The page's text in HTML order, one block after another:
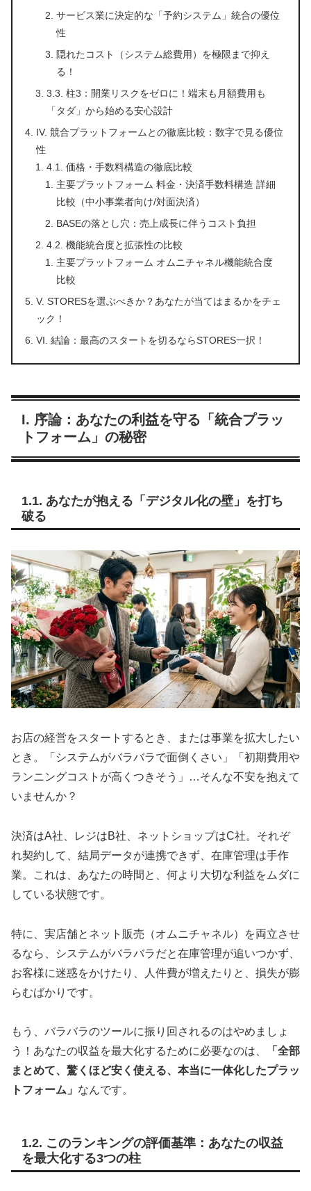
サービス業に決定的な「予約システム」統合の優位
性
隠れたコスト（システム総費用）を極限まで抑え
る！
3.3. 柱3：開業リスクをゼロに！端末も月額費用も
「タダ」から始める安心設計
IV. 競合プラットフォームとの徹底比較：数字で見る優位
性
4.1. 価格・手数料構造の徹底比較
主要プラットフォーム 料金・決済手数料構造 詳細
比較（中小事業者向け/対面決済）
BASEの落とし穴：売上成長に伴うコスト負担
4.2. 機能統合度と拡張性の比較
主要プラットフォーム オムニチャネル機能統合度
比較
V. STORESを選ぶべきか？あなたが当てはまるかをチェ
ック！
VI. 結論：最高のスタートを切るならSTORES一択！
I. 序論：あなたの利益を守る「統合プラッ
トフォーム」の秘密
1.1. あなたが抱える「デジタル化の壁」を打ち
破る
お店の経営をスタートするとき、または事業を拡大したい
とき。「システムがバラバラで面倒くさい」「初期費用や
ランニングコストが高くつきそう」…そんな不安を抱えて
いませんか？
決済はA社、レジはB社、ネットショップはC社。それぞ
れ契約して、結局データが連携できず、在庫管理は手作
業。これは、あなたの時間と、何より大切な利益をムダに
している状態です。
特に、実店舗とネット販売（オムニチャネル）を両立させ
るなら、システムがバラバラだと在庫管理が追いつかず、
お客様に迷惑をかけたり、人件費が増えたりと、損失が膨
らむばかりです。
もう、バラバラのツールに振り回されるのはやめましょ
う！あなたの収益を最大化するために必要なのは、
「全部
まとめて、驚くほど安く使える、本当に一体化したプラッ
トフォーム」 なんです。
1.2. このランキングの評価基準：あなたの収益
を最大化する3つの柱